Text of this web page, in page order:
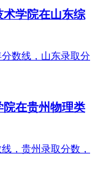
术学院在山东综
院在贵州物理类